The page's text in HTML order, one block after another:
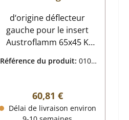
d‘origine déflecteur
gauche pour le insert
Austroflamm 65x45 K
déflecteur gauche
de fumée dimensions
(la/lo/ha) 378/454 mm x
195 mm x 35 mm
Référence du produit: 0106
Prix régulier :
60,81 €
Délai de livraison environ